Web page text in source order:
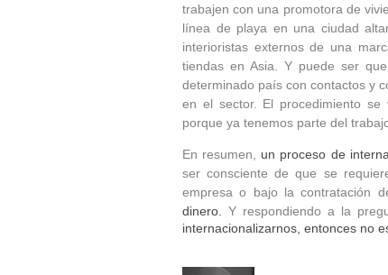
trabajen con una promotora de
línea de playa en una ciudad
interioristas externos de una
tiendas en Asia. Y puede ser
determinado país con contactos y
en el sector. El procedimiento se
porque ya tenemos parte del
En resumen, un proceso de
ser consciente de que se
empresa o bajo la contratación
dinero.Y respondiendo a la
internacionalizarnos, entonces no